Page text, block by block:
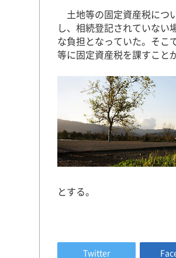
土地等の固定資産税につ
し、相続登記されていない
な負担となっていた。そこ
等に固定資産税を課すこと
とする。
Twitter